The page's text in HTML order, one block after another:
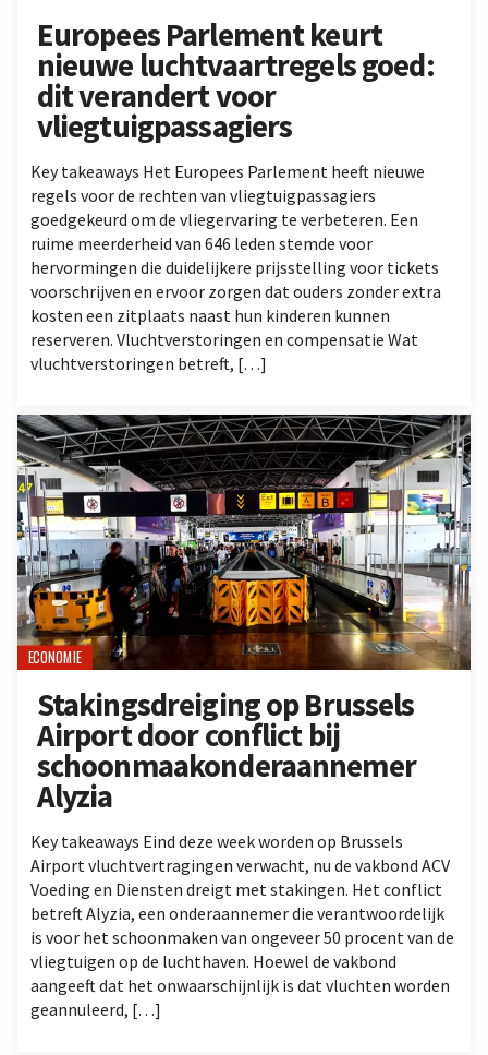
Europees Parlement keurt
nieuwe luchtvaartregels goed:
dit verandert voor
vliegtuigpassagiers
Key takeaways Het Europees Parlement heeft nieuwe
regels voor de rechten van vliegtuigpassagiers
goedgekeurd om de vliegervaring te verbeteren. Een
ruime meerderheid van 646 leden stemde voor
hervormingen die duidelijkere prijsstelling voor tickets
voorschrijven en ervoor zorgen dat ouders zonder extra
kosten een zitplaats naast hun kinderen kunnen
reserveren. Vluchtverstoringen en compensatie Wat
vluchtverstoringen betreft, […]
ECONOMIE
Stakingsdreiging op Brussels
Airport door conflict bij
schoonmaakonderaannemer
Alyzia
Key takeaways Eind deze week worden op Brussels
Airport vluchtvertragingen verwacht, nu de vakbond ACV
Voeding en Diensten dreigt met stakingen. Het conflict
betreft Alyzia, een onderaannemer die verantwoordelijk
is voor het schoonmaken van ongeveer 50 procent van de
vliegtuigen op de luchthaven. Hoewel de vakbond
aangeeft dat het onwaarschijnlijk is dat vluchten worden
geannuleerd, […]